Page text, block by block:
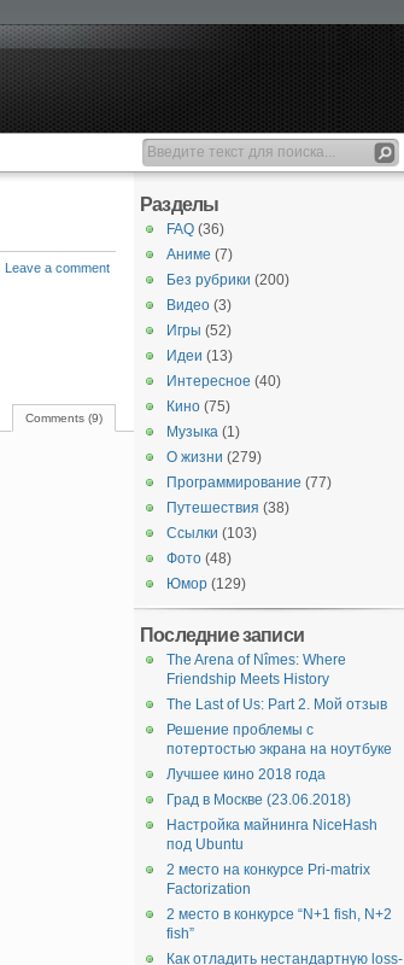
Leave a comment
Comments (9)
Разделы
FAQ (36)
Аниме (7)
Без рубрики (200)
Видео (3)
Игры (52)
Идеи (13)
Интересное (40)
Кино (75)
Музыка (1)
О жизни (279)
Программирование (77)
Путешествия (38)
Ссылки (103)
Фото (48)
Юмор (129)
Последние записи
The Arena of Nîmes: Where
Friendship Meets History
The Last of Us: Part 2. Мой отзыв
Решение проблемы с
потертостью экрана на ноутбуке
Лучшее кино 2018 года
Град в Москве (23.06.2018)
Настройка майнинга NiceHash
под Ubuntu
2 место на конкурсе Pri-matrix
Factorization
2 место в конкурсе “N+1 fish, N+2
fish”
Как отладить нестандартную loss-